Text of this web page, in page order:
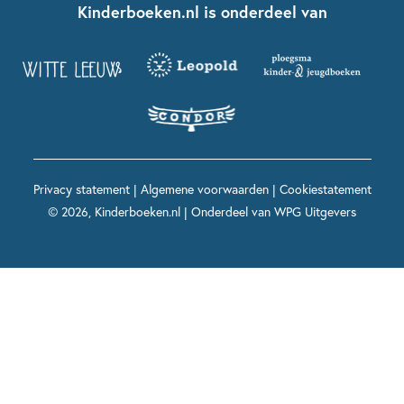
Kinderboeken diversiteit
Grappige kinderboeken
Spannende kinderboeken
Boekentips 12+ jaar
Voor volwassenen
Spekkie en Sproet
Maxi & Helium
Voor het onderwijs
Kinderboeken.nl is onderdeel van
Privacy statement| Algemene voorwaarden| Cookiestatement
© 2026, Kinderboeken.nl | Onderdeel van WPG Uitgevers